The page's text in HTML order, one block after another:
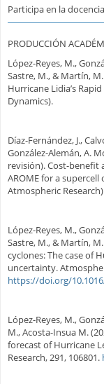
Participa en la
PRODUCCIÓN
López-Reyes, M.,
Sastre, M., & Martín,
Hurricane Lidia’s
Dynamics).
Díaz-Fernández, J.,
González-Alemán, A.
revisión). Cost-benefit
AROME for a
Atmospheric
López-Reyes, M.,
Sastre, M., & Martín,
cyclones: The case of
uncertainty.
https://doi.org/
López-Reyes, M.,
M., Acosta-Insua M.
forecast of Hurricane
Research, 291, 106801.